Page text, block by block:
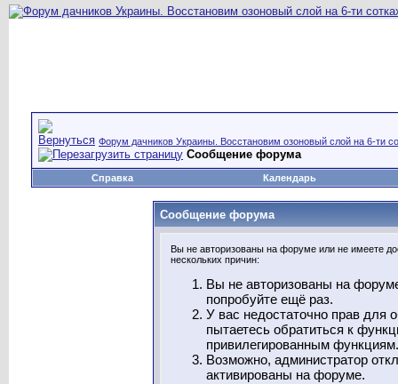
Форум дачников Украины. Восстановим озоновый слой на 6-ти
Сообщение форума
Справка Календарь
Сообщение форума
Вы не авторизованы на форуме или не имеете
нескольких причин:
Вы не авторизованы на
попробуйте ещё раз.
У вас недостаточно прав для
пытаетесь обратиться к
привилегированным функциям.
Возможно, администратор
активированы на форуме.